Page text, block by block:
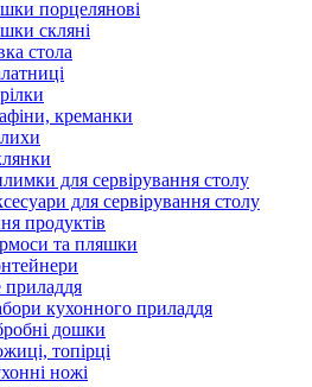
порцелянові
скляні
стола
креманки
для сервірування столу
для сервірування столу
продуктів
та пляшки
приладдя
кухонного приладдя
дошки
топірці
ножі